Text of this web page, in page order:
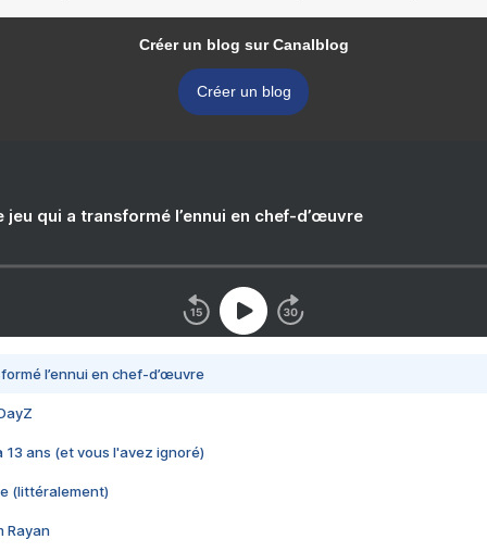
Créer un blog sur Canalblog
Créer un blog
jeu qui a transformé l’ennui en chef-d’œuvre
l’ennui en chef-d’œuvre
13 ans (et vous l'avez ignoré)
(littéralement)
Rayan